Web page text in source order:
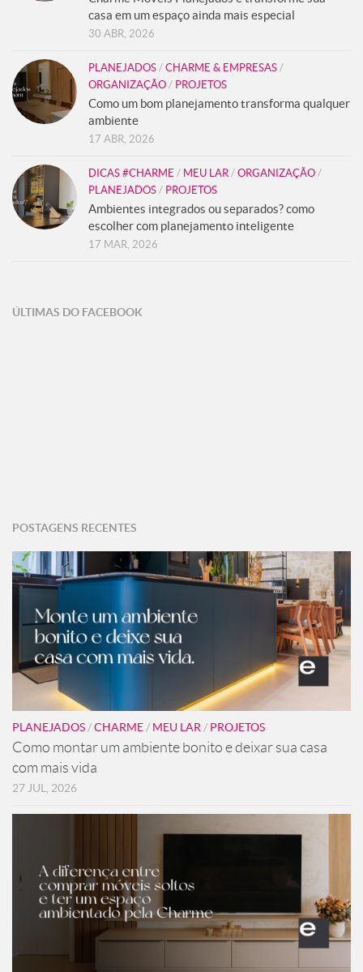
casa em um espaço ainda mais especial
30 ABR, 2026
PLANEJADOS / CHARME & EMPRESAS /
ORGANIZAÇÃO / PROJETOS
Como um bom planejamento transforma qualquer
ambiente
17 ABR, 2026
DICAS #CHARME / MEU LAR / ORGANIZAÇÃO /
PLANEJADOS / PROJETOS
Ambientes integrados ou separados? como
escolher com planejamento inteligente
17 MAR, 2026
ÚLTIMAS DO FACEBOOK
POSTAGENS RECENTES
PLANEJADOS /CHARME / MEU LAR / PROJETOS
Como montar um ambiente bonito e deixar sua casa
com mais vida
27 JUL, 2026